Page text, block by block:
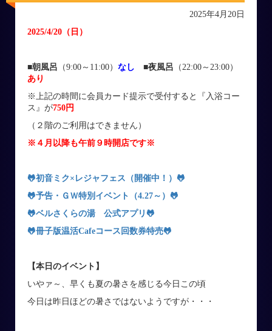
2025年4月20日
2025/4/20 （日 ）
■朝風呂 （9:00～11:00） なし ■夜風呂 （22:00～23:00）
あり
※上記の時間に会員カード提示で受付すると『入浴コー
ス』が750円
（２階のご利用はできません）
※４月以降も午前９時開店です※
🐸初音ミク×レジャフェス（開催中！） 🐸
🐸予告・ＧＷ特別イベント（4.27～） 🐸
🐸ベルさくらの湯 公式アプリ 🐸
🐸冊子版温活Cafeコース回数券特売🐸
【本日のイベント】
いやァ～、早くも夏の暑さを感じる今日この頃
今日は昨日ほどの暑さではないようですが・・・